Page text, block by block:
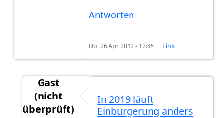
Antworten
Do. 26 Apr 2012 - 12:45 Link
Gast
(nicht
überprüft)
In 2019 läuft
Einbürgerung anders